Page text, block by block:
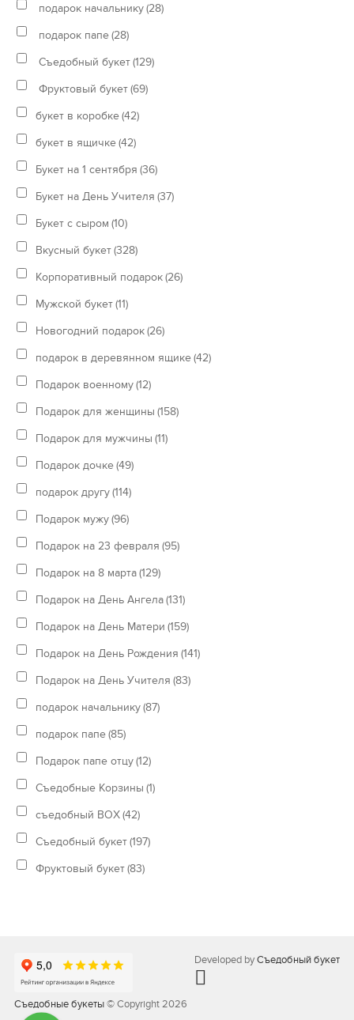
подарок начальнику(28)
подарок папе(28)
Съедобный букет(129)
Фруктовый букет(69)
букет в коробке(42)
букет в ящичке(42)
Букет на 1 сентября (36)
Букет на День Учителя (37)
Букет с сыром (10)
Вкусный букет(328)
Корпоративный подарок(26)
Мужской букет(11)
Новогодний подарок(26)
подарок в деревянном ящике(42)
Подарок военному(12)
Подарок для женщины (158)
Подарок для мужчины (11)
Подарок дочке(49)
подарок другу(114)
Подарок мужу(96)
Подарок на 23 февраля (95)
Подарок на 8 марта(129)
Подарок на День Ангела(131)
Подарок на День Матери (159)
Подарок на День Рождения (141)
Подарок на День Учителя (83)
подарок начальнику(87)
подарок папе(85)
Подарок папе отцу(12)
Съедобные Корзины (1)
съедобный BOX(42)
Съедобный букет(197)
Фруктовый букет(83)
Съедобные букеты© Copyright 2026
Developed byСъедобный букет